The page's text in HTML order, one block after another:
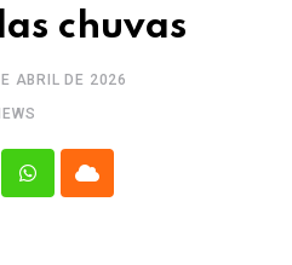
chuvas
ABRIL DE 2026
WhatsappCloud